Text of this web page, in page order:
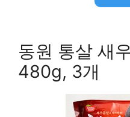
동원 통살 새
480g, 3개